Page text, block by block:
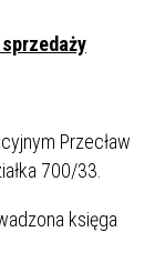
Przecław
700/33.
księga